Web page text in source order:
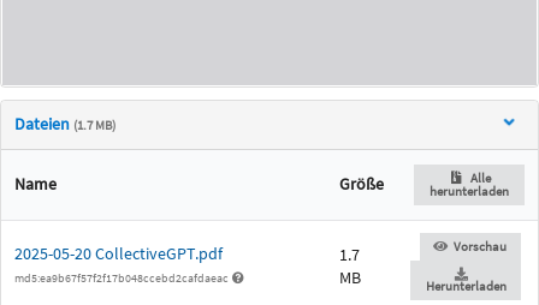
Dateien (1.7 MB)
Name Größe Alle
herunterladen
2025-05-20 CollectiveGPT.pdf
md5:ea9b67f57f2f17b048ccebd2cafdaeac
1.7
MB
Vorschau
Herunterladen